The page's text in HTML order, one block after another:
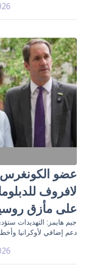
عضو الكونغرس
لافروف
على مأزق
جيم هايمز: التهديدات
دعم إضافي لأوكرانيا